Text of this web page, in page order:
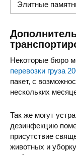
Элитные
Некоторые бюро
перевозки груза
пакет, с
нескольких
Так же могут
дезинфекцию
присутствие
животных и